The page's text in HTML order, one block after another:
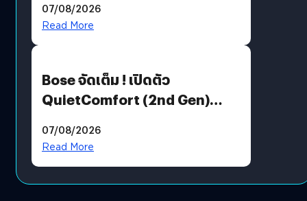
มีภาษาไทยด้วย
07/08/2026
Read More
Bose จัดเต็ม ! เปิดตัว
QuietComfort (2nd Gen)
07/08/2026
Read More